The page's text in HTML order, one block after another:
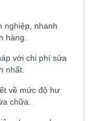
nghiệp, nhanh
hàng.
với chi phí sửa
nhất.
về mức độ hư
chữa.